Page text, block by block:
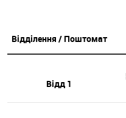
Відділення / Поштомат
Відд 1